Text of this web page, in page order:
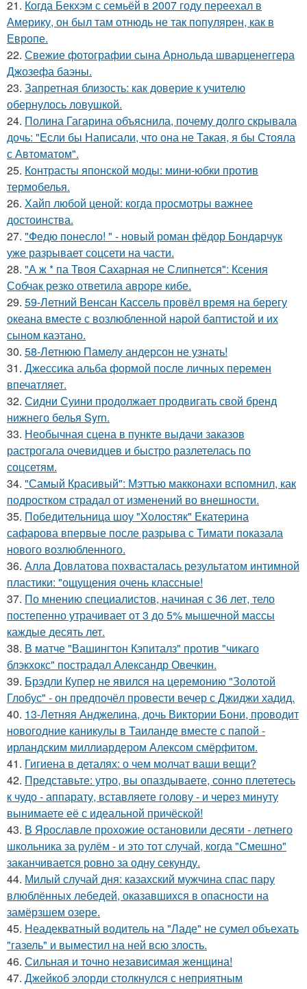
21. Когда Бекхэм с семьёй в 2007 году переехал в
Америку, он был там отнюдь не так популярен, как в
Европе.
22. Свежие фотографии сына Арнольда шварценеггера
Джозефа баэны.
23. Запретная близость: как доверие к учителю
обернулось ловушкой.
24. Полина Гагарина объяснила, почему долго скрывала
дочь: "Если бы Написали, что она не Такая, я бы Стояла
с Автоматом".
25. Контрасты японской моды: мини-юбки против
термобелья.
26. Хайп любой ценой: когда просмотры важнее
достоинства.
27. "Федю понесло! " - новый роман фёдор Бондарчук
уже разрывает соцсети на части.
28. "А ж * па Твоя Сахарная не Слипнется": Ксения
Собчак резко ответила авроре кибе.
29. 59-Летний Венсан Кассель провёл время на берегу
океана вместе с возлюбленной нарой баптистой и их
сыном каэтано.
30. 58-Летнюю Памелу андерсон не узнать!
31. Джессика альба формой после личных перемен
впечатляет.
32. Сидни Суини продолжает продвигать свой бренд
нижнего белья Syrn.
33. Необычная сцена в пункте выдачи заказов
растрогала очевидцев и быстро разлетелась по
соцсетям.
34. "Самый Красивый": Мэттью макконахи вспомнил, как
подростком страдал от изменений во внешности.
35. Победительница шоу "Холостяк" Екатерина
сафарова впервые после разрыва с Тимати показала
нового возлюбленного.
36. Алла Довлатова похвасталась результатом интимной
пластики: "ощущения очень классные!
37. По мнению специалистов, начиная с 36 лет, тело
постепенно утрачивает от 3 до 5% мышечной массы
каждые десять лет.
38. В матче "Вашингтон Кэпиталз" против "чикаго
блэкхокс" пострадал Александр Овечкин.
39. Брэдли Купер не явился на церемонию "Золотой
Глобус" - он предпочёл провести вечер с Джиджи хадид.
40. 13-Летняя Анджелина, дочь Виктории Бони, проводит
новогодние каникулы в Таиланде вместе с папой -
ирландским миллиардером Алексом смёрфитом.
41. Гигиена в деталях: о чем молчат ваши вещи?
42. Представьте: утро, вы опаздываете, сонно плететесь
к чудо - аппарату, вставляете голову - и через минуту
вынимаете её с идеальной причёской!
43. В Ярославле прохожие остановили десяти - летнего
школьника за рулём - и это тот случай, когда "Смешно"
заканчивается ровно за одну секунду.
44. Милый случай дня: казахский мужчина спас пару
влюблённых лебедей, оказавшихся в опасности на
замёрзшем озере.
45. Неадекватный водитель на "Ладе" не сумел объехать
"газель" и выместил на ней всю злость.
46. Сильная и точно независимая женщина!
47. Джейкоб элорди столкнулся с неприятным